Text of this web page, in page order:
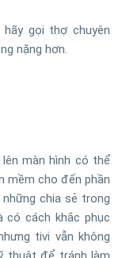
gọi thợ chuyên
nặng hơn.
màn hình có thể
mềm cho đến phần
chia sẻ trong
có cách khắc phục
tivi vẫn không